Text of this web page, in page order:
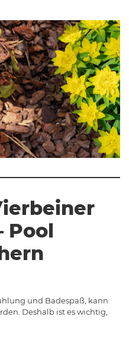
Pool
und Badespaß, kann
Deshalb ist es wichtig,